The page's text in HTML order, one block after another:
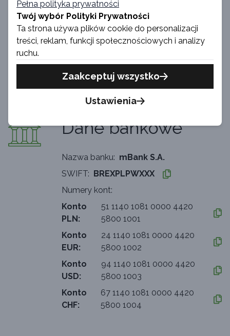
Hatimeria Sp. z o.o.
ul. Samuela Bogumiła Lindego 1C,
30-148 Kraków, Polska
NIP: PL9452180531
KRS: 0000969645
REGON: 123194990
Dane bankowe
Nazwa banku: mBank S.A.
SWIFT: BREXPLPWXXX
Numery kont:
Konto
PLN:
51 1140 1081 0000 4420
5800 1001
Konto
EUR:
24 1140 1081 0000 4420
5800 1002
Konto
USD:
94 1140 1081 0000 4420
5800 1003
Konto
CHF:
67 1140 1081 0000 4420
5800 1004
Pełna polityka prywatności
Twój wybór Polityki Prywatności
Ta strona używa plików cookie do personalizacji
treści, reklam, funkcji społecznościowych i analizy
ruchu.
Zaakceptuj wszystko
Ustawienia